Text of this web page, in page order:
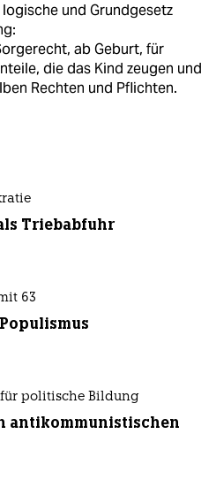
und Grundgesetz
ab Geburt, für
die das Kind zeugen und
Rechten und Pflichten.
Triebabfuhr
63
politische Bildung
antikommunistischen